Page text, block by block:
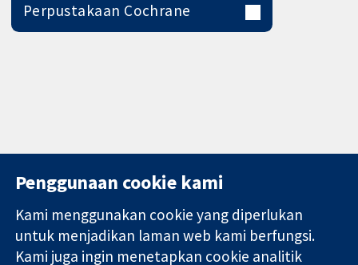
Perpustakaan Cochrane
Bukti yang
11-13 Cavendish
Square
London
Hubungi kita
Berita
Pejabat
Penggunaan cookie kami
Kami menggunakan cookie yang diperlukan
untuk menjadikan laman web kami berfungsi.
Kami juga ingin menetapkan cookie analitik